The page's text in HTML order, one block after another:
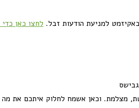
למניעת הודעות זבל. לחצו כאן
מצלמת. וכאן אשמח לחלוק איתכם את מה